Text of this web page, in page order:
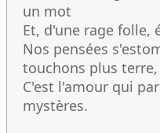
un mot
Et, d'une rage folle,
Nos pensées
touchons plus terre,
C'est l'amour qui
mystères.